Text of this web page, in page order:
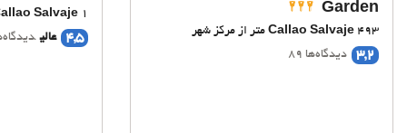
Garden
Callao Salvaje 493 متر از مرکز شهر
3,2 دیدگاه‌ها 89
Salvaje 1 کیلومتر از مرکز شهر
4,5 عالی دیدگاه‌ها